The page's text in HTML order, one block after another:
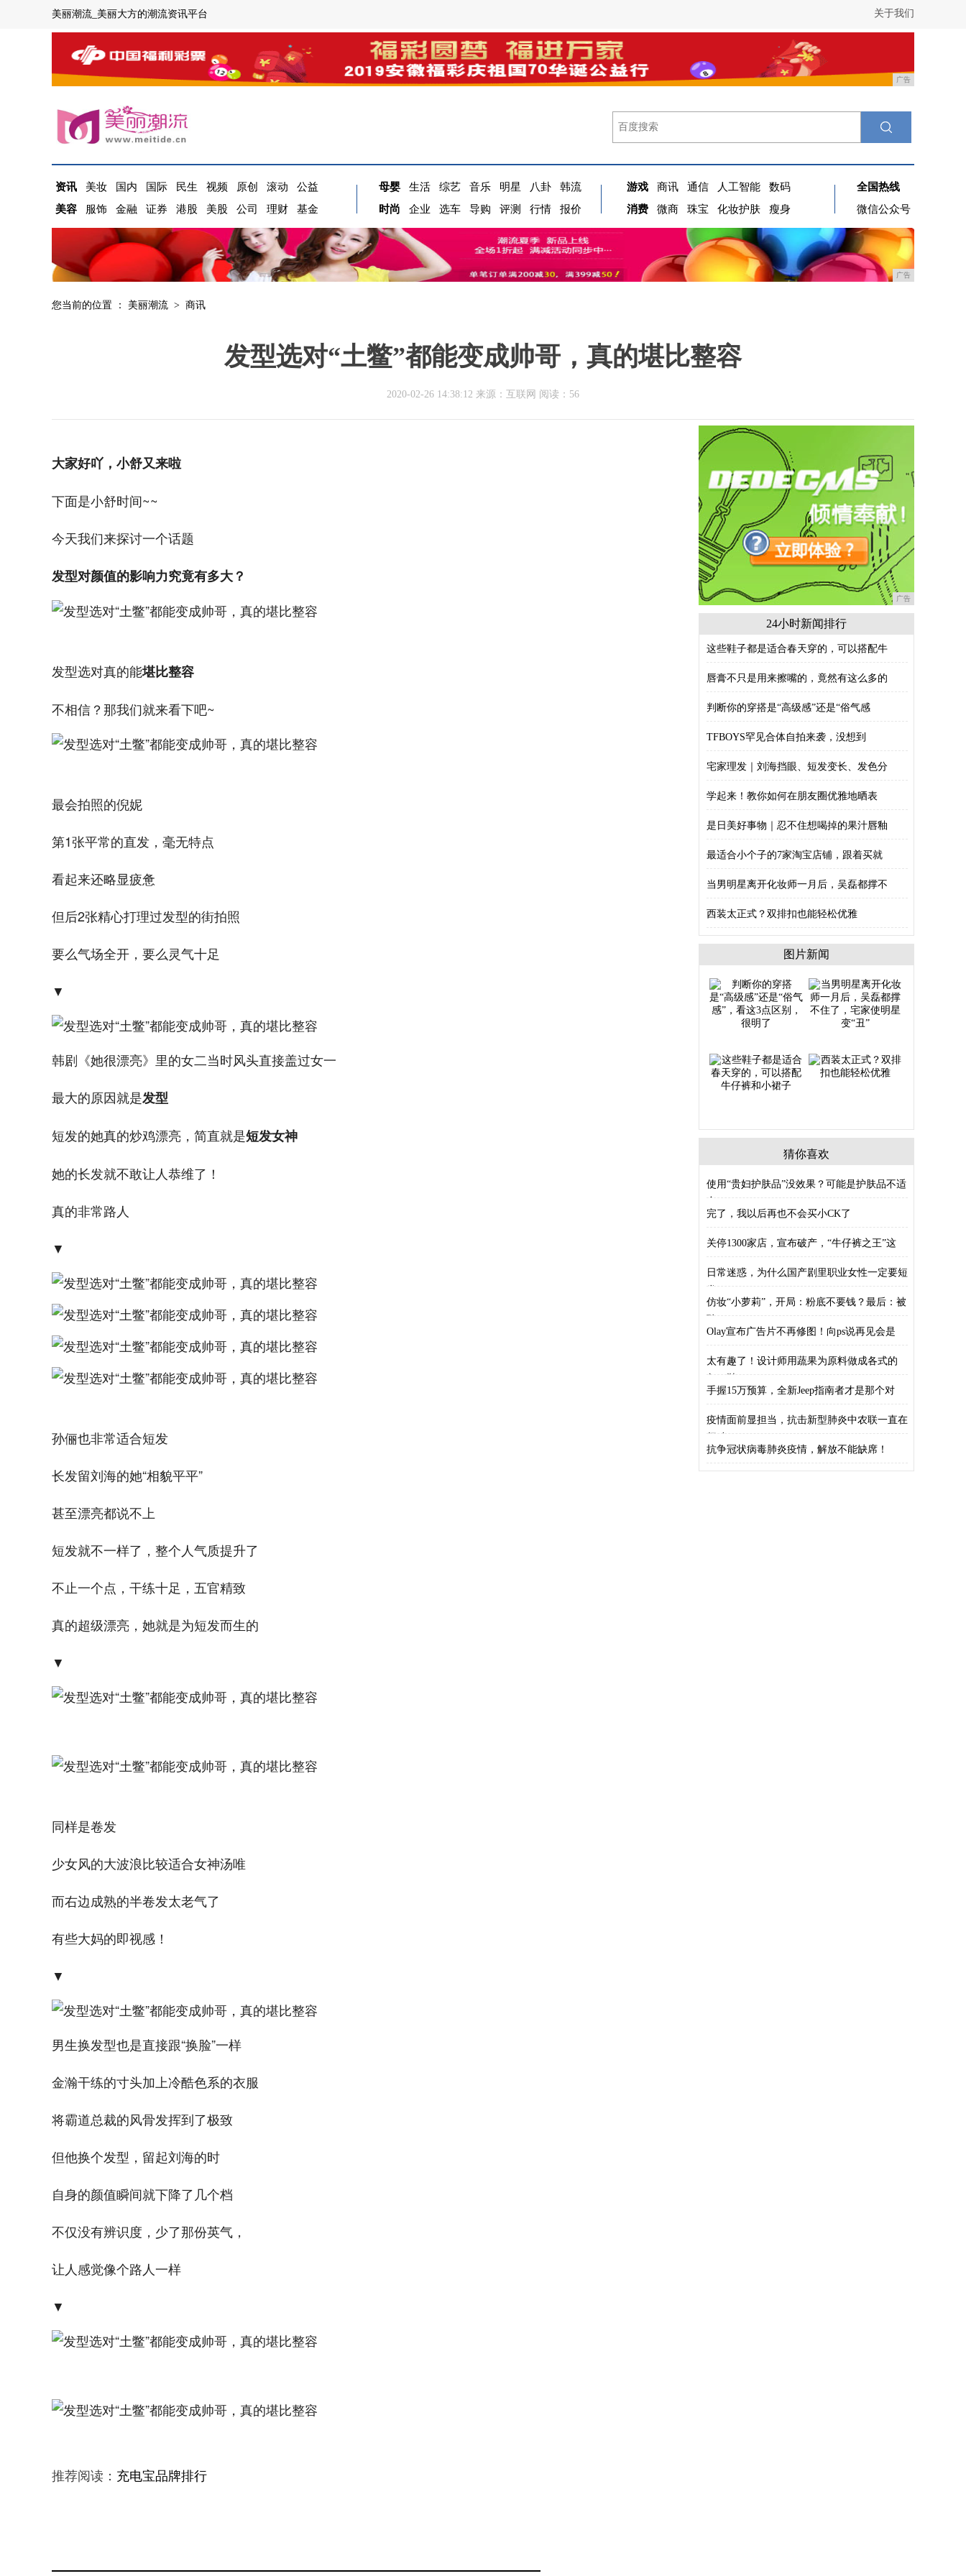
关于我们
美丽潮流_美丽大方的潮流资讯平台
广告
资讯 美妆 国内 国际 民生 视频 原创 滚动
公益
美容
服饰 金融 证券 港股 美股 公司 理财 基金
母婴 生活 综艺 音乐 明星 八卦
韩流
时尚
企业 选车 导购 评测 行情 报价
游戏 商讯 通信 人工智能
数码
消费
微商 珠宝 化妆护肤 瘦身
全国热线
微信公众号
广告
您当前的位置 ： 美丽潮流 > 商讯
发型选对“土鳖”都能变成帅哥，真的堪比整容
2020-02-26 14:38:12 来源：互联网 阅读：56
大家好吖，小舒又来啦
下面是小舒时间~~
今天我们来探讨一个话题
发型对颜值的影响力究竟有多大？
发型选对真的能堪比整容
不相信？那我们就来看下吧~
最会拍照的倪妮
第1张平常的直发，毫无特点
看起来还略显疲惫
但后2张精心打理过发型的街拍照
要么气场全开，要么灵气十足
▼
韩剧《她很漂亮》里的女二当时风头直接盖过女一
最大的原因就是发型
短发的她真的炒鸡漂亮，简直就是短发女神
她的长发就不敢让人恭维了！
真的非常路人
▼
孙俪也非常适合短发
长发留刘海的她“相貌平平”
甚至漂亮都说不上
短发就不一样了，整个人气质提升了
不止一个点，干练十足，五官精致
真的超级漂亮，她就是为短发而生的
▼
同样是卷发
少女风的大波浪比较适合女神汤唯
而右边成熟的半卷发太老气了
有些大妈的即视感！
▼
男生换发型也是直接跟“换脸”一样
金瀚干练的寸头加上冷酷色系的衣服
将霸道总裁的风骨发挥到了极致
但他换个发型，留起刘海的时
自身的颜值瞬间就下降了几个档
不仅没有辨识度，少了那份英气，
让人感觉像个路人一样
▼
推荐阅读： 充电宝品牌排行
广告
24小时新闻排行
这些鞋子都是适合春天穿的，可以搭配牛
唇膏不只是用来擦嘴的，竟然有这么多的
判断你的穿搭是“高级感”还是“俗气感
TFBOYS罕见合体自拍来袭，没想到
宅家理发｜刘海挡眼、短发变长、发色分
学起来！教你如何在朋友圈优雅地晒表
是日美好事物｜忍不住想喝掉的果汁唇釉
最适合小个子的7家淘宝店铺，跟着买就
当男明星离开化妆师一月后，吴磊都撑不
西装太正式？双排扣也能轻松优雅
图片新闻
猜你喜欢
使用“贵妇护肤品”没效果？可能是护肤品不适
合
完了，我以后再也不会买小CK了
关停1300家店，宣布破产，“牛仔裤之王”这
日常迷惑，为什么国产剧里职业女性一定要短
发？
仿妆“小萝莉”，开局：粉底不要钱？最后：被
耽
Olay宣布广告片不再修图！向ps说再见会是
太有趣了！设计师用蔬果为原料做成各式的
包、鞋
手握15万预算，全新Jeep指南者才是那个对
疫情面前显担当，抗击新型肺炎中农联一直在
行动
抗争冠状病毒肺炎疫情，解放不能缺席！